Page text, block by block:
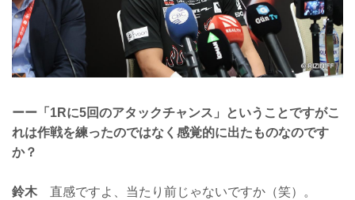
ーー「1Rに5回のアタックチャンス」ということですがこ
れは作戦を練ったのではなく感覚的に出たものなのです
か？
鈴木 直感ですよ、当たり前じゃないですか（笑）。